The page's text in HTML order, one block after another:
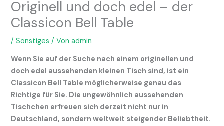
Originell und doch edel – der
Classicon Bell Table
/Sonstiges / Vonadmin
Wenn Sie auf der Suche nach einem originellen und
doch edel aussehenden kleinen Tisch sind, ist ein
Classicon Bell Table möglicherweise genau das
Richtige für Sie. Die ungewöhnlich aussehenden
Tischchen erfreuen sich derzeit nicht nur in
Deutschland, sondern weltweit steigender Beliebtheit.